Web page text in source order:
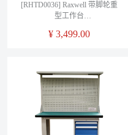
[RHTD0036] Raxwell 带脚轮重
型工作台
50mm)三横抽
¥ 3,499.00